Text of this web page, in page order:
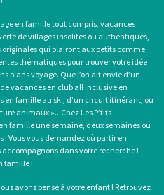
en famille tout compris, vacances
de villages insolites ou authentiques,
qui plairont aux petits comme
thématiques pour trouver votre idée
plans voyage. Que l’on ait envie d’un
vacances en club all inclusive en
en famille au ski, d’un circuit itinérant, ou
animaux »...Chez Les P’tits
famille une semaine, deux semaines ou
! Vous vous demandez où partir en
accompagnons dans votre recherche !
famille !
avons pensé à votre enfant ! Retrouvez